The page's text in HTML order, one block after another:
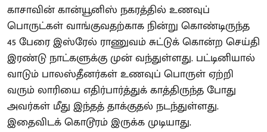
காசாவின் கான்யூனிஸ் நகரத்தில் உணவுப்
பொருட்கள் வாங்குவதற்காக நின்று கொண்டிருந்த
45 பேரை இஸ்ரேல் ராணுவம் சுட்டுக் கொன்ற செய்தி
இரண்டு நாட்களுக்கு முன் வந்துள்ளது. பட்டினியால்
வாடும் பாலஸ்தீனர்கள் உணவுப் பொருள் ஏற்றி
வரும் லாரியை எதிர்பார்த்துக் காத்திருந்த போது
அவர்கள் மீது இந்தத் தாக்குதல் நடந்துள்ளது.
இதைவிடக் கொடூரம் இருக்க முடியாது.